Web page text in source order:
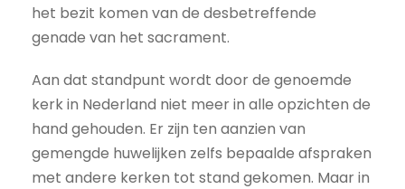
het bezit komen van de desbetreffende
genade van het sacrament.
Aan dat standpunt wordt door de genoemde
kerk in Nederland niet meer in alle opzichten de
hand gehouden. Er zijn ten aanzien van
gemengde huwelijken zelfs bepaalde afspraken
met andere kerken tot stand gekomen. Maar in